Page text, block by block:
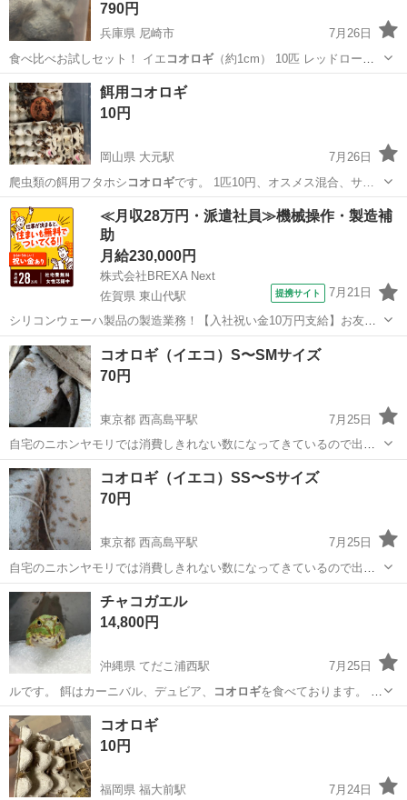
790円
兵庫県 尼崎市
7月26日
食べ比べお試しセット！ イエ コオロギ（約1cm） 10匹 レッドローチ
…兵庫 尼崎市 その他 イエコオロギ
餌用コオロギ
10円
岡山県 大元駅
7月26日
爬虫類の餌用フタホシ コオロギです。 1匹10円、オスメス混合、サ…
岡山 岡山市 大元駅 服/ファッション
≪月収28万円・派遣社員≫機械操作・製造補
助
月給230,000円
株式会社BREXA Next
佐賀県 東山代駅
提携サイト 7月21日
シリコンウェーハ製品の製造業務！【入社祝い金10万円支給】お友達
やカップルとの応募OK◎年間休日129日＆休出なしでプライベート充
実♪業務はクリーンルームで快適作業◎自社正社員登用制度あり★1食
300円～の格安食堂あり！《佐...
佐賀 伊万里市 東山代駅
コオロギ（イエコ）S〜SMサイズ
70円
東京都 西高島平駅
7月25日
自宅のニホンヤモリでは消費しきれない数になってきているので出品
します。10匹のお値段です。素人なので品質の保証はできませんが我
が家のヤモリは元気に育っています。ガットローディングが気になる
方はお伝えできます。10匹単位でのお...
東京 板橋区 西高島平駅 イエコ
コオロギ（イエコ）SS〜Sサイズ
70円
東京都 西高島平駅
7月25日
自宅のニホンヤモリでは消費しきれない数になってきているので出品
します。10匹のお値段です。素人なので品質の保証はできませんが我
が家のヤモリは元気に育っています。ガットローディングが気になる
方はお伝えできます。１０匹単位でのお...
東京 板橋区 西高島平駅
チャコガエル
14,800円
沖縄県 てだこ浦西駅
7月25日
ルです。 餌はカーニバル、デュビア、
コオロギを食べております。 飼
育も容易で、初…
沖縄 沖縄市 てだこ浦西駅
コオロギ
10円
福岡県 福大前駅
7月24日